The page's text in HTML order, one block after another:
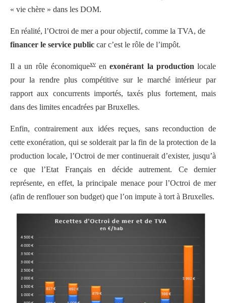
« vie chère » dans les DOM.
En réalité, l’Octroi de mer a pour objectif, comme la TVA, de
financer le service public car c’est le rôle de l’impôt.
Il a un rôle économiquexvenexonérant la productionlocale
pour la rendre plus compétitive sur le marché intérieur par
rapport aux concurrents importés, taxés plus fortement, mais
dans des limites encadrées par Bruxelles.
Enfin, contrairement aux idées reçues, sans reconduction de
cette exonération, qui se solderait par la fin de la protection de la
production locale, l’Octroi de mer continuerait d’exister, jusqu’à
ce que l’Etat Français en décide autrement. Ce dernier
représente, en effet, la principale menace pour l’Octroi de mer
(afin de renflouer son budget) que l’on impute à tort à Bruxelles.